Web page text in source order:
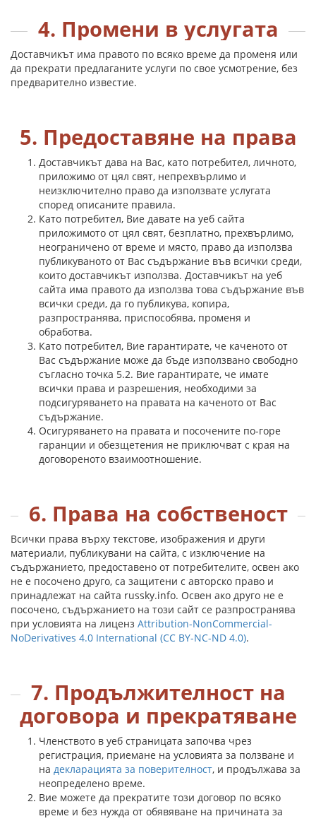
4. Промени в услугата
Доставчикът има правото по всяко време да променя или
да прекрати предлаганите услуги по свое усмотрение, без
предварително известие.
5. Предоставяне на права
Доставчикът дава на Вас, като потребител, личното,
приложимо от цял свят, непрехвърлимо и
неизключително право да използвате услугата
според описаните правила.
Като потребител, Вие давате на уеб сайта
приложимото от цял свят, безплатно, прехвърлимо,
неограничено от време и място, право да използва
публикуваното от Вас съдържание във всички среди,
които доставчикът използва. Доставчикът на уеб
сайта има правото да използва това съдържание във
всички среди, да го публикува, копира,
разпространява, приспособява, променя и
обработва.
Като потребител, Вие гарантирате, че каченото от
Вас съдържание може да бъде използвано свободно
съгласно точка 5.2. Вие гарантирате, че имате
всички права и разрешения, необходими за
подсигуряването на правата на каченото от Вас
съдържание.
Осигуряването на правата и посочените по-горе
гаранции и обезщетения не приключват с края на
договореното взаимоотношение.
6. Права на собственост
Всички права върху текстове, изображения и други
материали, публикувани на сайта, с изключение на
съдържанието, предоставено от потребителите, освен ако
не е посочено друго, са защитени с авторско право и
принадлежат на сайта russky.info. Освен ако друго не е
посочено, съдържанието на този сайт се разпространява
при условията на лиценз Attribution-NonCommercial-
NoDerivatives 4.0 International (CC BY-NC-ND 4.0).
7. Продължителност на
договора и прекратяване
Членството в уеб страницата започва чрез
регистрация, приемане на условията за ползване и
на декларацията за поверителност, и продължава за
неопределено време.
Вие можете да прекратите този договор по всяко
време и без нужда от обявяване на причината за